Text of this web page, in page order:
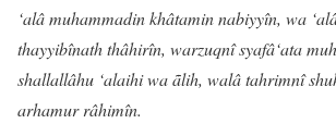
‘alâ muhammadin khâtamin nabiyyîn, wa
thayyibînath thâhirîn, warzuqnî syafâ‘ata
shallallâhu ‘alaihi wa ãlih, walâ tahrimnî
arhamur râhimîn.